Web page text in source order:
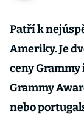
Patří k
Ameriky. Je
ceny
Grammy
nebo